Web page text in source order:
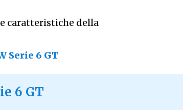
caratteristiche della
Serie 6 GT
6 GT